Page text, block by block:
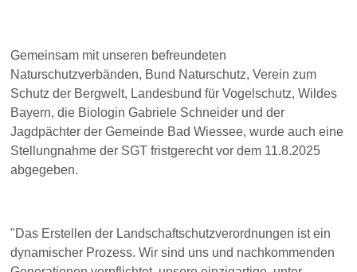
Gemeinsam mit unseren befreundeten
Naturschutzverbänden, Bund Naturschutz, Verein zum
Schutz der Bergwelt, Landesbund für Vogelschutz, Wildes
Bayern, die Biologin Gabriele Schneider und der
Jagdpächter der Gemeinde Bad Wiessee, wurde auch eine
Stellungnahme der SGT fristgerecht vor dem 11.8.2025
abgegeben.
"Das Erstellen der Landschaftschutzverordnungen ist ein
dynamischer Prozess. Wir sind uns und nachkommenden